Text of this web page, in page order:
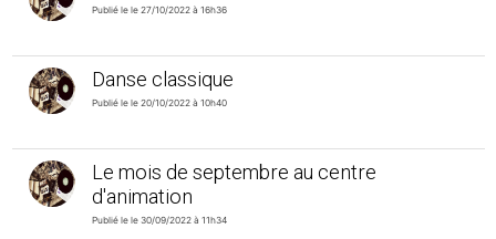
Publié le le 27/10/2022 à 16h36
Danse classique
Publié le le 20/10/2022 à 10h40
Le mois de septembre au centre
d'animation
Publié le le 30/09/2022 à 11h34